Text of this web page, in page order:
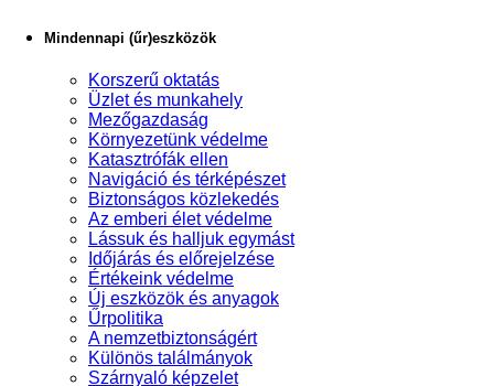
Mindennapi (űr)eszközök
Korszerű oktatás
Üzlet és munkahely
Mezőgazdaság
Környezetünk védelme
Katasztrófák ellen
Navigáció és térképészet
Biztonságos közlekedés
Az emberi élet védelme
Lássuk és halljuk egymást
Időjárás és előrejelzése
Értékeink védelme
Új eszközök és anyagok
Űrpolitika
A nemzetbiztonságért
Különös találmányok
Szárnyaló képzelet